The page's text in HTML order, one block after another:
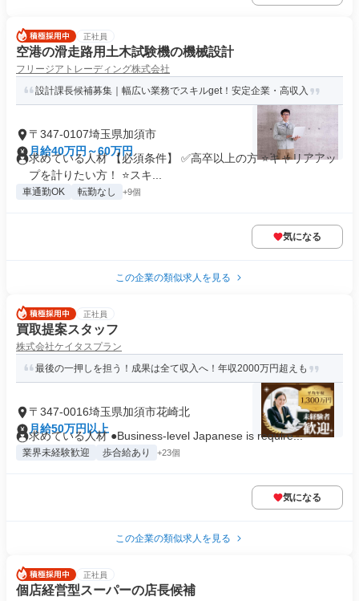
正社員
空港の滑走路用土木試験機の機械設計
フリージアトレーディング株式会社
設計課長候補募集｜幅広い業務でスキルget！安定企業・高収入
〒347-0107埼玉県加須市
月給40万円～60万円
求めている人材 【必須条件】 ✅高卒以上の方 ⭐キャリアアッ
プを計りたい方！ ⭐スキ...
車通勤OK 転勤なし +9個
気になる
この企業の類似求人を見る
正社員
買取提案スタッフ
株式会社ケイタスプラン
最後の一押しを担う！成果は全て収入へ！年収2000万円超えも
〒347-0016埼玉県加須市花崎北
月給50万円以上
求めている人材 ●Business-level Japanese is require...
業界未経験歓迎 歩合給あり +23個
気になる
この企業の類似求人を見る
正社員
個店経営型スーパーの店長候補